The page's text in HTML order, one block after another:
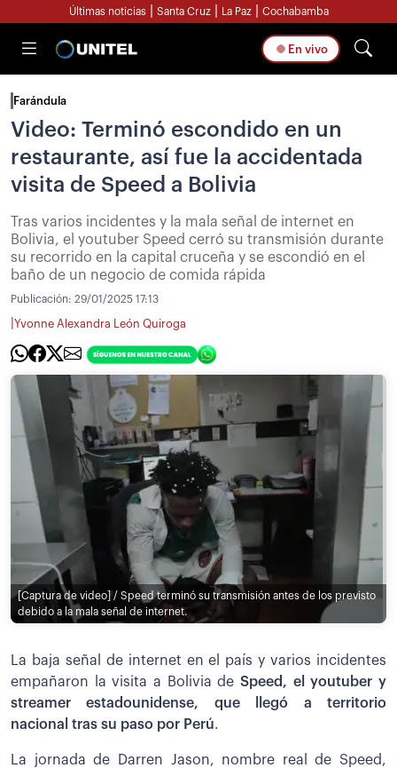
Últimas noticias Santa Cruz La Paz Cochabamba
En vivo
Farándula
Video: Terminó escondido en un
restaurante, así fue la accidentada
visita de Speed a Bolivia
Tras varios incidentes y la mala señal de internet en
Bolivia, el youtuber Speed cerró su transmisión durante
su recorrido en la capital cruceña y se escondió en el
baño de un negocio de comida rápida
Publicación: 29/01/2025 17:13
Yvonne Alexandra León Quiroga
[Captura de video] / Speed terminó su transmisión antes de los previsto
debido a la mala señal de internet.
La baja señal de internet en el país y varios incidentes
empañaron la visita a Bolivia de Speed, el youtuber y
streamer estadounidense, que llegó a territorio
nacional tras su paso por Perú.
La jornada de Darren Jason, nombre real de Speed,